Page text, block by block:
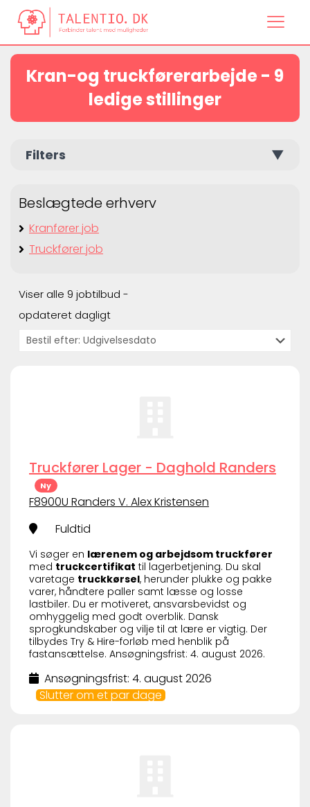
Kran-og truckførerarbejde - 9
ledige stillinger
Filters ▼
Beslægtede erhverv
Kranfører job
Truckfører job
Viser alle 9 jobtilbud -
opdateret dagligt
Truckfører Lager - Daghold Randers
Ny
F8900U Randers V. Alex Kristensen
Fuldtid
Vi søger en lærenem og arbejdsom truckfører
med truckcertifikat til lagerbetjening. Du skal
varetage truckkørsel, herunder plukke og pakke
varer, håndtere paller samt læsse og losse
lastbiler. Du er motiveret, ansvarsbevidst og
omhyggelig med godt overblik. Dansk
sprogkundskaber og vilje til at lære er vigtig. Der
tilbydes Try & Hire-forløb med henblik på
fastansættelse. Ansøgningsfrist: 4. august 2026.
Ansøgningsfrist: 4. august 2026
Slutter om et par dage